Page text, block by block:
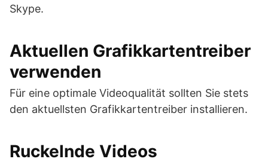
Skype.
Aktuellen Grafikkartentreiber
verwenden
Für eine optimale Videoqualität sollten Sie stets
den aktuellsten Grafikkartentreiber installieren.
Ruckelnde Videos